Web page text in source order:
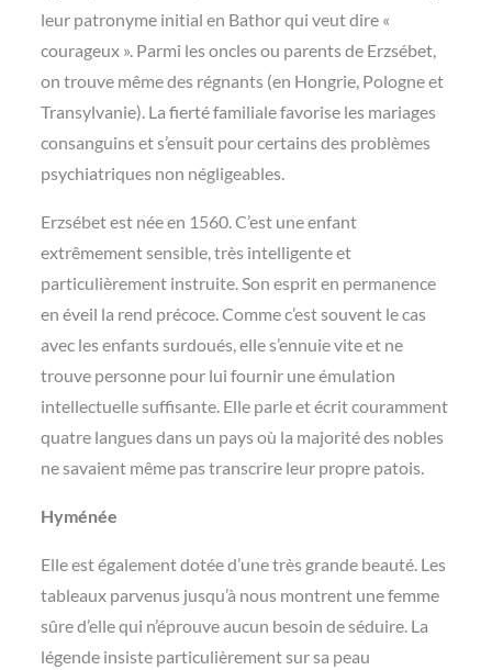
leur patronyme initial en Bathor qui veut dire «
courageux ». Parmi les oncles ou parents de Erzsébet,
on trouve même des régnants (en Hongrie, Pologne et
Transylvanie). La fierté familiale favorise les mariages
consanguins et s’ensuit pour certains des problèmes
psychiatriques non négligeables.
Erzsébet est née en 1560. C’est une enfant
extrêmement sensible, très intelligente et
particulièrement instruite. Son esprit en permanence
en éveil la rend précoce. Comme c’est souvent le cas
avec les enfants surdoués, elle s’ennuie vite et ne
trouve personne pour lui fournir une émulation
intellectuelle suffisante. Elle parle et écrit couramment
quatre langues dans un pays où la majorité des nobles
ne savaient même pas transcrire leur propre patois.
Hyménée
Elle est également dotée d’une très grande beauté. Les
tableaux parvenus jusqu’à nous montrent une femme
sûre d’elle qui n’éprouve aucun besoin de séduire. La
légende insiste particulièrement sur sa peau